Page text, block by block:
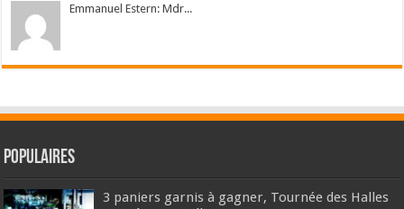
Emmanuel Estern: Mdr...
Populaires
3 paniers garnis à gagner, Tournée des Halles